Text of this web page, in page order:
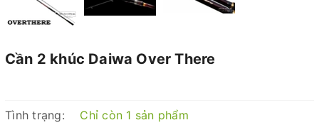
Cần 2 khúc Daiwa Over There
Tình trạng:
Chỉ còn 1 sản phẩm